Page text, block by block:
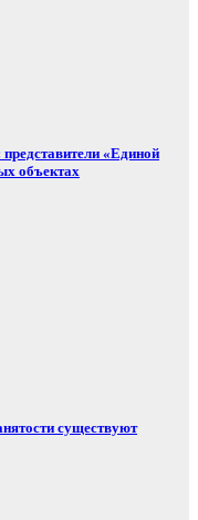
«Единой
объектах
существуют